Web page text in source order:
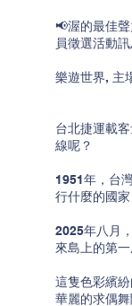
📢渥的最佳
員徵選活動訊
樂遊世界, 主
台北捷運載
線呢？
1951年，台
行什麼的國家
2025年八月
來島上的第
這隻色彩繽
華麗的求偶